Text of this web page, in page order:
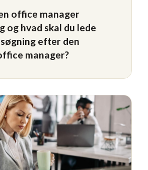
office manager
og hvad skal du lede
efter den
manager?